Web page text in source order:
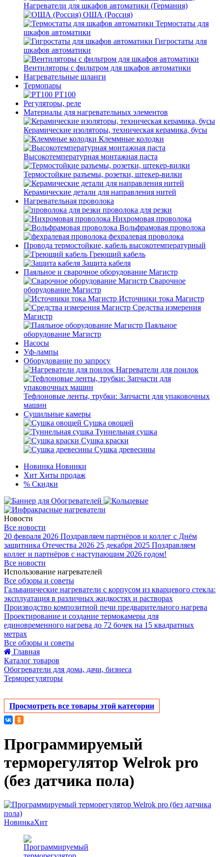
Нагреватели для шкафов автоматики (Германия)
ОША (Россия)
Термостаты для
шкафов автоматики
Гигростаты для
шкафов автоматики
Вентиляторы с фильтром для шкафов автоматики
Нагревательные шланги
Термопары
PT100
Регуляторы, реле
Материалы для нагревательных элементов
Керамические изоляторы, техническая керамика, бусы
Клеммные колодки
Высокотемпературная монтажная паста
Термостойкие разъемы, розетки, штекер-вилки
Керамические детали для направления нитей
Нагревательная проволока
проволока для резки
Нихромовая проволока
Вольфрамовая проволока
фехралевая проволока
Провода термостойкие, кабель высокотемпературный
Греющий кабель
Защита кабеля
Паяльное и сварочное оборудование Магистр
Сварочное
оборудование Магистр
Источники тока Магистр
Средства измерения
Магистр
Паяльное
оборудование Магистр
Насосы
Уф-лампы
Оборудование по запросу
Нагреватели для поилок
Тефлоновые ленты, трубки: Запчасти для упаковочных
машин
Сушильные камеры
Сушка овощей
Туннельная сушка
Сушка краски
Сушка древесины
Новинка Новинки
Хит Хиты продаж
% Скидки
Новости
Все новости
20 февраля 2026 Поздравляем партнёров и коллег с Днём
защитника Отечества 2026 25 декабря 2025 Поздравляем
коллег и партнёров с наступающим 2026 годом!
Все новости
Использование нагревателей
Все обзоры и советы
Гальванические нагреватели с корпусом из кварцевого стекла:
эксплуатация в различных жидкостях и растворах
Производство композитной печи предварительного нагрева
Проектирование и создание термокамеры для
единовременного нагрева до 72 бочек на 15 квадратных
метрах
Все обзоры и советы
Главная
Каталог товаров
Обогреватели для дома, дачи, бизнеса
Терморегуляторы
Просмотреть все товары этой категории
Программируемый
терморегулятор Welrok pro
(без датчика пола)
НовинкаХит